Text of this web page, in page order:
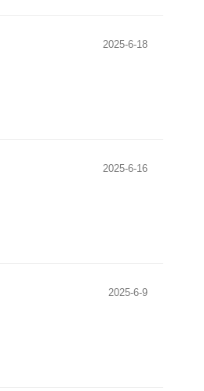
2025-6-18
2025-6-16
2025-6-9